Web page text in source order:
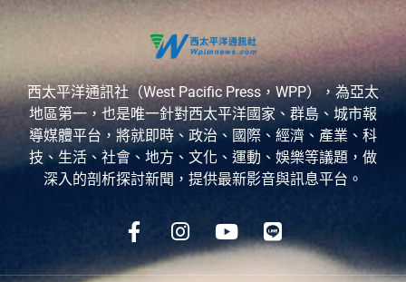
西太平洋通訊社（West Pacific Press，WPP），為亞太
地區第一，也是唯一針對西太平洋國家、群島、城市報
導媒體平台，將就即時、政治、國際、經濟、產業、科
技、生活、社會、地方、文化、運動、娛樂等議題，做
深入的剖析探討新聞，提供最新影音與訊息平台。